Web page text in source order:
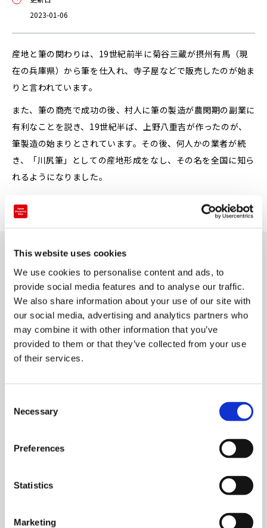
This website uses cookies
We use cookies to personalise content and ads, to
provide social media features and to analyse our traffic.
We also share information about your use of our site with
our social media, advertising and analytics partners who
may combine it with other information that you’ve
provided to them or that they’ve collected from your use
of their services.
Necessary
Preferences
Statistics
Marketing
2023-01-06
産地と筆の関わりは、19世紀前半に菊谷三蔵が摂州有馬（現
在の兵庫県）から筆を仕入れ、寺子屋などで販売したのが始ま
りと言われています。
また、筆の商売で成功の後、村人に筆の製造が農閑期の副業に
有利なことを説き、19世紀半ば、上野八重吉が作ったのが、
筆製造の始まりとされています。その後、何人かの業者が続
き、「川尻筆」としての産地形成をなし、その名を全国に知ら
れるようになりました。
関連ショップ
伝統工芸 青山スクエア
関東